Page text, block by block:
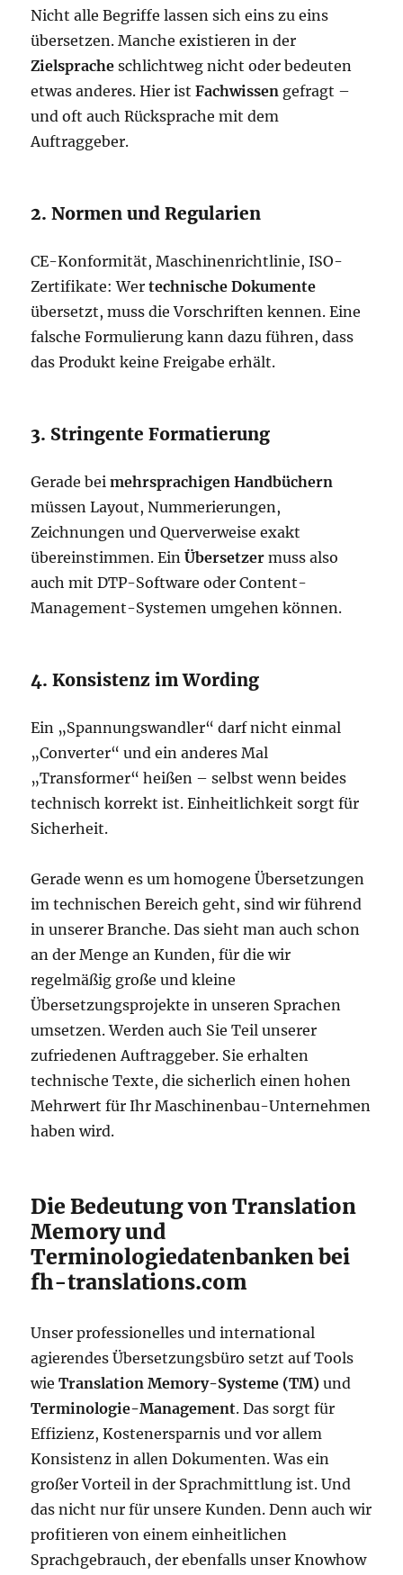
Nicht alle Begriffe lassen sich eins zu eins
übersetzen. Manche existieren in der
Zielsprache schlichtweg nicht oder bedeuten
etwas anderes. Hier istFachwissen gefragt –
und oft auch Rücksprache mit dem
Auftraggeber.
2. Normen und Regularien
CE-Konformität, Maschinenrichtlinie, ISO-
Zertifikate: Wertechnische Dokumente
übersetzt, muss die Vorschriften kennen. Eine
falsche Formulierung kann dazu führen, dass
das Produkt keine Freigabe erhält.
3. Stringente Formatierung
Gerade beimehrsprachigen Handbüchern
müssen Layout, Nummerierungen,
Zeichnungen und Querverweise exakt
übereinstimmen. EinÜbersetzer muss also
auch mit DTP-Software oder Content-
Management-Systemen umgehen können.
4. Konsistenz im Wording
Ein „Spannungswandler“ darf nicht einmal
„Converter“ und ein anderes Mal
„Transformer“ heißen – selbst wenn beides
technisch korrekt ist. Einheitlichkeit sorgt für
Sicherheit.
Gerade wenn es um homogene Übersetzungen
im technischen Bereich geht, sind wir führend
in unserer Branche. Das sieht man auch schon
an der Menge an Kunden, für die wir
regelmäßig große und kleine
Übersetzungsprojekte in unseren Sprachen
umsetzen. Werden auch Sie Teil unserer
zufriedenen Auftraggeber. Sie erhalten
technische Texte, die sicherlich einen hohen
Mehrwert für Ihr Maschinenbau-Unternehmen
haben wird.
Die Bedeutung von Translation
Memory und
Terminologiedatenbanken bei
fh-translations.com
Unser professionelles und international
agierendes Übersetzungsbüro setzt auf Tools
wieTranslation Memory-Systeme (TM) und
Terminologie-Management. Das sorgt für
Effizienz, Kostenersparnis und vor allem
Konsistenz in allen Dokumenten. Was ein
großer Vorteil in der Sprachmittlung ist. Und
das nicht nur für unsere Kunden. Denn auch wir
profitieren von einem einheitlichen
Sprachgebrauch, der ebenfalls unser Knowhow